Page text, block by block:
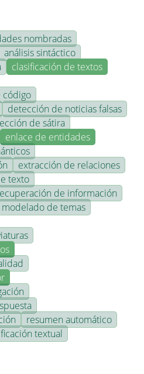
nombradas
análisis sintáctico
clasificación de textos
código
detección de noticias falsas
de sátira
enlace de entidades
extracción de relaciones
texto
de información
modelado de temas
resumen automático
textual